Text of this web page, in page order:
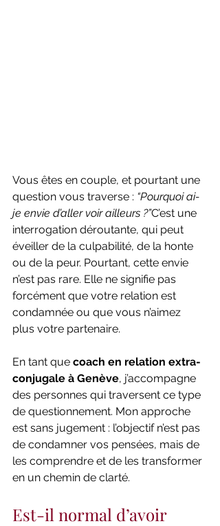
Vous êtes en couple, et pourtant une
question vous traverse : “Pourquoi ai-
je envie d’aller voir ailleurs ?”C’est une
interrogation déroutante, qui peut
éveiller de la culpabilité, de la honte
ou de la peur. Pourtant, cette envie
n’est pas rare. Elle ne signifie pas
forcément que votre relation est
condamnée ou que vous n’aimez
plus votre partenaire.
En tant que coach en relation extra-
conjugale à Genève, j’accompagne
des personnes qui traversent ce type
de questionnement. Mon approche
est sans jugement : l’objectif n’est pas
de condamner vos pensées, mais de
les comprendre et de les transformer
en un chemin de clarté.
Est-il normal d’avoir